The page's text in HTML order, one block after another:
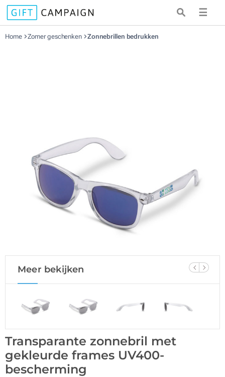
☰
Home Zomer geschenken Zonnebrillen bedrukken
Meer bekijken
Transparante zonnebril met
gekleurde frames UV400-
bescherming